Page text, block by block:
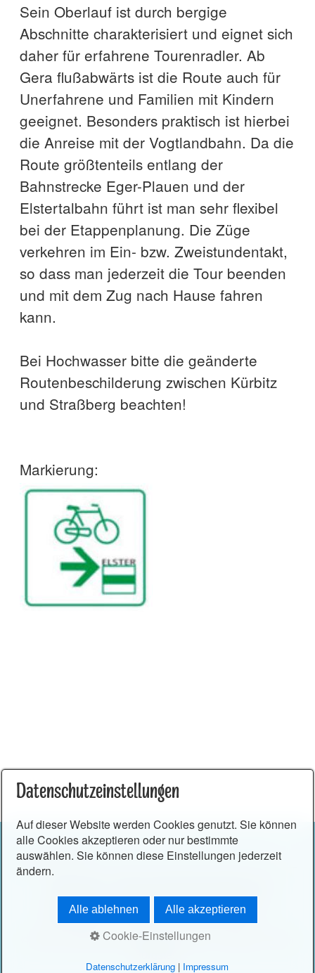
Sein Oberlauf ist durch bergige
Abschnitte charakterisiert und eignet sich
daher für erfahrene Tourenradler. Ab
Gera flußabwärts ist die Route auch für
Unerfahrene und Familien mit Kindern
geeignet. Besonders praktisch ist hierbei
die Anreise mit der Vogtlandbahn. Da die
Route größtenteils entlang der
Bahnstrecke Eger-Plauen und der
Elstertalbahn führt ist man sehr flexibel
bei der Etappenplanung. Die Züge
verkehren im Ein- bzw. Zweistundentakt,
so dass man jederzeit die Tour beenden
und mit dem Zug nach Hause fahren
kann.
Bei Hochwasser bitte die geänderte
Routenbeschilderung zwischen Kürbitz
und Straßberg beachten!
Markierung:
Impressum Datenschutzerklärung
© 2026 Vogtländisches Mühlenviertel & Gebiet um den
Datenschutzeinstellungen
Auf dieser Website werden Cookies genutzt. Sie können
alle Cookies akzeptieren oder nur bestimmte
auswählen. Sie können diese Einstellungen jederzeit
ändern.
Alle ablehnen Alle akzeptieren
Cookie-Einstellungen
Datenschutzerklärung | Impressum